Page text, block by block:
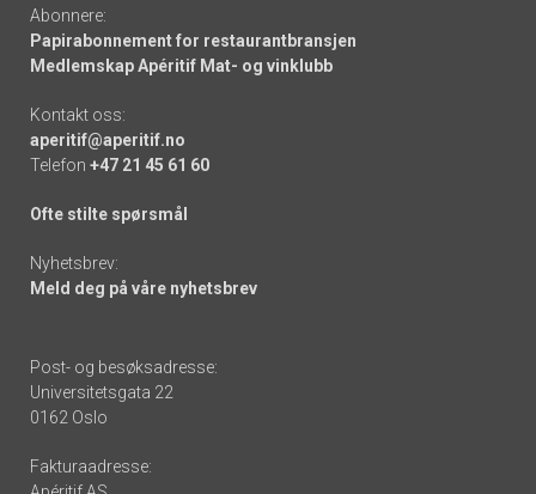
Abonnere:
Papirabonnement for restaurantbransjen
Medlemskap Apéritif Mat- og vinklubb
Kontakt oss:
aperitif@aperitif.no
Telefon +47 21 45 61 60
Ofte stilte spørsmål
Nyhetsbrev:
Meld deg på våre nyhetsbrev
Post- og besøksadresse:
Universitetsgata 22
0162 Oslo
Fakturaadresse: